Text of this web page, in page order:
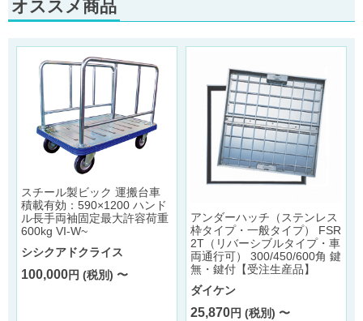
オススメ商品
スチール製ビック 運搬台車
積載有効：590×1200 ハンド
ル長手両袖固定最大許容荷重
600kg VI-W~
シシクアドクライス
100,000円 (税別) 〜
アンダーハッチ（ステンレス
枠タイプ・一般タイプ） FSR
2T（リバーシブルタイプ・車
両通行可） 300/450/600角 鍵
無・鍵付【受注生産品】
ダイケン
25,870円 (税別) 〜